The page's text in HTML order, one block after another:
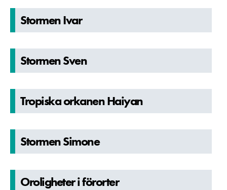
Stormen Ivar
Stormen Sven
Tropiska orkanen Haiyan
Stormen Simone
Orolighete­r i förorter